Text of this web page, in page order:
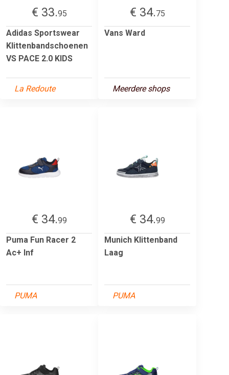
€ 33.95
Adidas Sportswear
Klittenbandschoenen
VS PACE 2.0 KIDS
La Redoute
€ 34.75
Vans Ward
Meerdere shops
€ 34.99
Puma Fun Racer 2
Ac+ Inf
PUMA
€ 34.99
Munich Klittenband
Laag
PUMA